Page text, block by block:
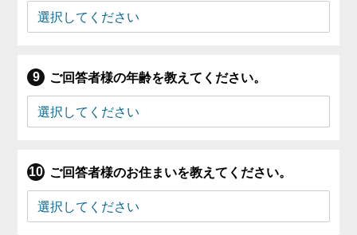
ご回答者様の年齢を教えてください。
ご回答者様のお住まいを教えてください。